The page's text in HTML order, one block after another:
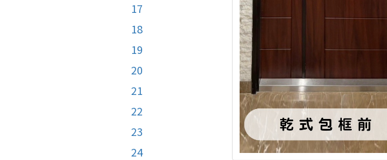
17
18
19
20
21
22
23
24